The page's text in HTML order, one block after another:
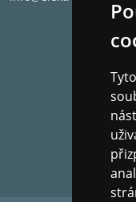
režim vylepšování
Jako
Streamujte
všech svých
zvukem, který